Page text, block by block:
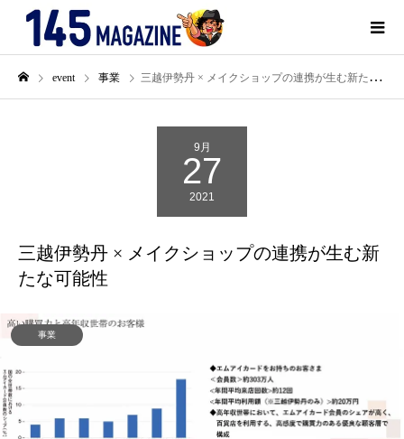
event 事業 三越伊勢丹 × メイクショップの連携が生む新たな可能性
9月
27
2021
三越伊勢丹 × メイクショップの連携が生む新
たな可能性
事業